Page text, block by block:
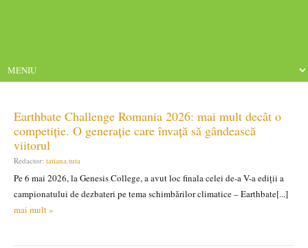
Earthbate Challenge Romania 2026: mai mult decât o
competiție. O generație care învață să gândească
viitorul
Redactor: tatiana.tuta
Pe 6 mai 2026, la Genesis College, a avut loc finala celei de-a V-a ediții a
campionatului de dezbateri pe tema schimbărilor climatice – Earthbate[...]
mai mult »